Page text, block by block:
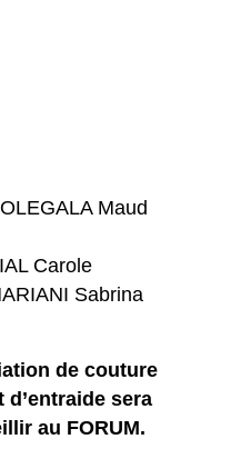
Maud
Carole
Sabrina
de couture
d’entraide sera
au FORUM.